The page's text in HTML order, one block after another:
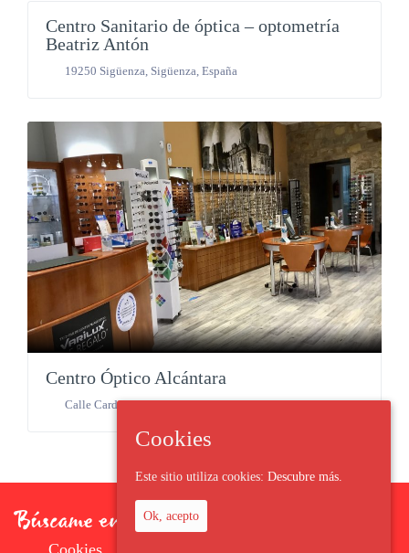
Centro Sanitario de óptica – optometría
Beatriz Antón
19250 Sigüenza, Sigüenza, España
Centro Óptico Alcántara
Calle Cardenal Mendoza n4,Sigüenza,España
Cookies
Este sitio utiliza cookies: Descubre más.
Ok, acepto